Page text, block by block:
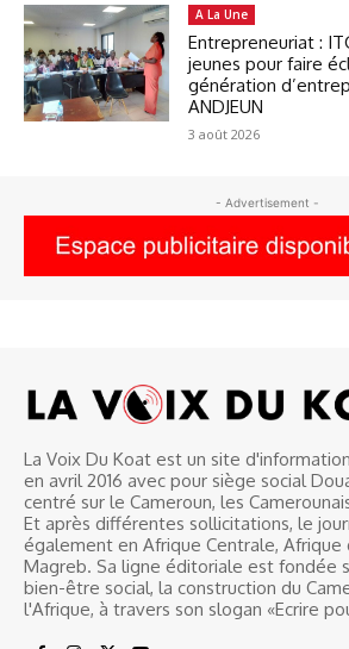
A La Une
Entrepreneuriat :
jeunes pour faire
génération
ANDJEUN
3 août 2026
- Advertisement -
La Voix Du Koat est un site
en avril 2016 avec pour siège social
centré sur le Cameroun, les
Et après différentes sollicitations, le
également en Afrique Centrale,
Magreb. Sa ligne éditoriale est fondée
bien-être social, la construction du
l'Afrique, à travers son slogan «Ecrire